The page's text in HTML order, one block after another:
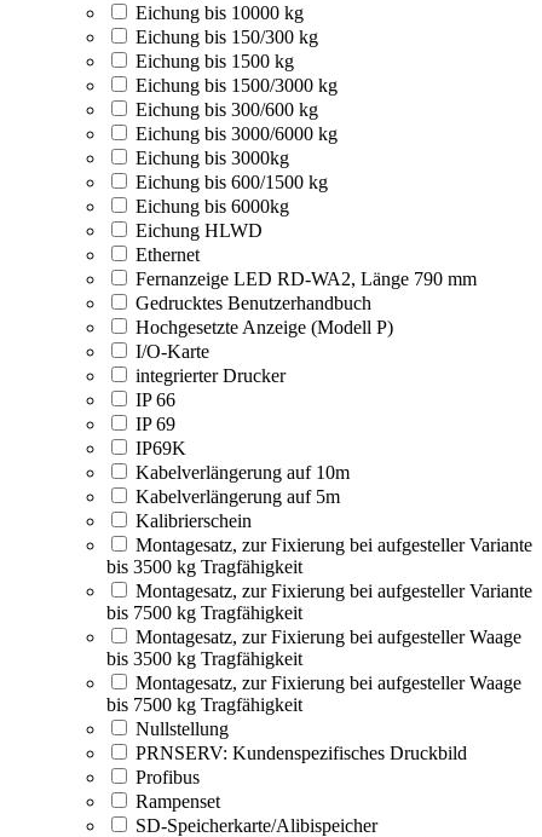
Eichung bis 10000 kg
Eichung bis 150/300 kg
Eichung bis 1500 kg
Eichung bis 1500/3000 kg
Eichung bis 300/600 kg
Eichung bis 3000/6000 kg
Eichung bis 3000kg
Eichung bis 600/1500 kg
Eichung bis 6000kg
Eichung HLWD
Ethernet
Fernanzeige LED RD-WA2, Länge 790 mm
Gedrucktes Benutzerhandbuch
Hochgesetzte Anzeige (Modell P)
I/O-Karte
integrierter Drucker
IP 66
IP 69
IP69K
Kabelverlängerung auf 10m
Kabelverlängerung auf 5m
Kalibrierschein
Montagesatz, zur Fixierung bei aufgesteller Variante
bis 3500 kg Tragfähigkeit
Montagesatz, zur Fixierung bei aufgesteller Variante
bis 7500 kg Tragfähigkeit
Montagesatz, zur Fixierung bei aufgesteller Waage
bis 3500 kg Tragfähigkeit
Montagesatz, zur Fixierung bei aufgesteller Waage
bis 7500 kg Tragfähigkeit
Nullstellung
PRNSERV: Kundenspezifisches Druckbild
Profibus
Rampenset
SD-Speicherkarte/Alibispeicher